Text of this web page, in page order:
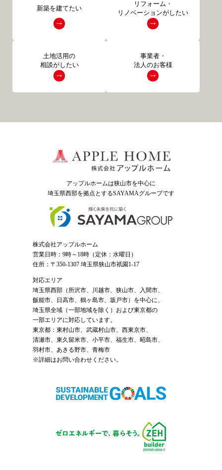
新築を建てたい
リフォーム・
リノベーションがしたい
土地活用の
相談がしたい
事業者・
法人のお客様
アップルホームは狭山市を中心に
埼玉県西部を拠点とするSAYAMAグループです
株式会社アップルホーム
営業日時：9時～18時（定休：水曜日）
住所：〒350-1307 埼玉県狭山市祇園1-17
対応エリア
埼玉県西部（ 所沢市、 川越市、狭山市、入間市、
飯能市、日高市、鶴ヶ島市、坂戸市）を中心に、
埼玉県全域（一部地域を除く）および東京都の
一部エリアに対応しています。
東京都：東村山市、武蔵村山市、西東京市、
清瀬市、東久留米市、小平市、福生市、昭島市、
羽村市、あきる野市、青梅市
※詳細はお問い合わせください。